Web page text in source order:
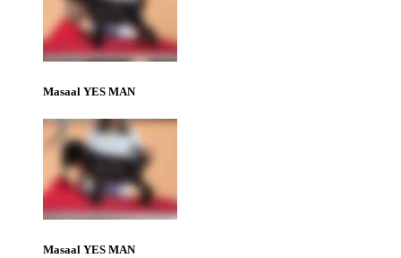
Masaal YES MAN
Masaal YES MAN